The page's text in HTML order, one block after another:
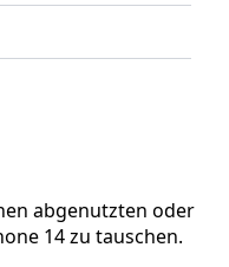
abgenutzten oder
14 zu tauschen.